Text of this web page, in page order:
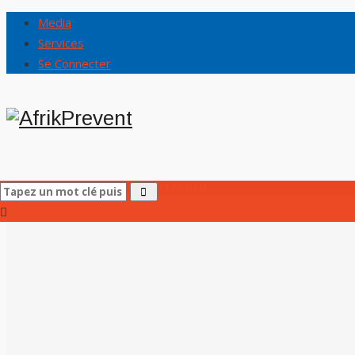
Media
Services
Se Connecter
AccueilAfrikPrevent/ ADOM SMITH